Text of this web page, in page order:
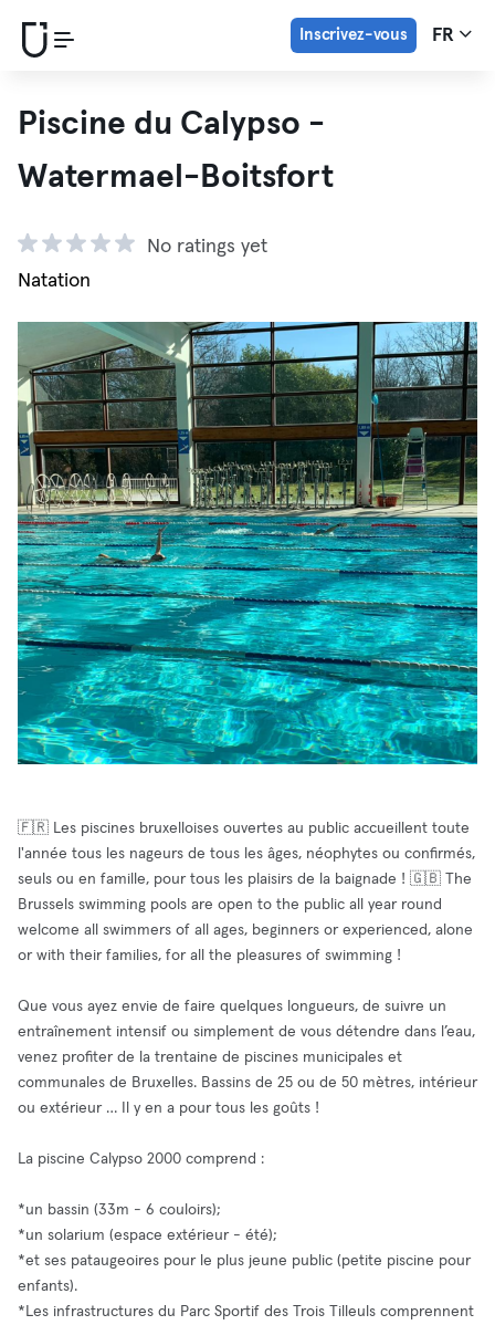
Inscrivez-vous FR
Piscine du Calypso -
Watermael-Boitsfort
No ratings yet
Natation
🇫🇷 Les piscines bruxelloises ouvertes au public accueillent toute
l'année tous les nageurs de tous les âges, néophytes ou confirmés,
seuls ou en famille, pour tous les plaisirs de la baignade ! 🇬🇧 The
Brussels swimming pools are open to the public all year round
welcome all swimmers of all ages, beginners or experienced, alone
or with their families, for all the pleasures of swimming !
Que vous ayez envie de faire quelques longueurs, de suivre un
entraînement intensif ou simplement de vous détendre dans l’eau,
venez profiter de la trentaine de piscines municipales et
communales de Bruxelles. Bassins de 25 ou de 50 mètres, intérieur
ou extérieur … Il y en a pour tous les goûts !
La piscine Calypso 2000 comprend :
*un bassin (33m - 6 couloirs);
*un solarium (espace extérieur - été);
*et ses pataugeoires pour le plus jeune public (petite piscine pour
enfants).
*Les infrastructures du Parc Sportif des Trois Tilleuls comprennent